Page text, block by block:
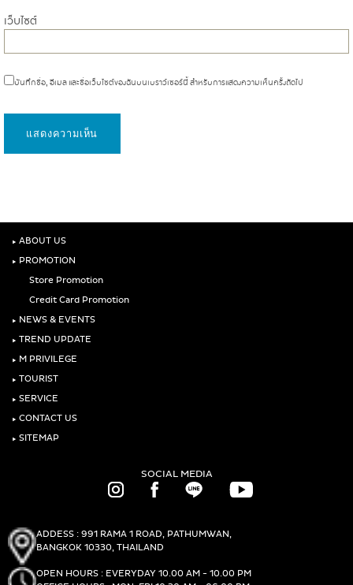
เว็บไซต์
บันทึกชื่อ, อีเมล และชื่อเว็บไซต์ของฉันบนเบราว์เซอร์นี้ สำหรับการแสดงความเห็นครั้งถัดไป
‣ ABOUT US
‣ PROMOTION
Store Promotion
Credit Card Promotion
‣ NEWS & EVENTS
‣ TREND UPDATE
‣ M PRIVILEGE
‣ TOURIST
‣ SERVICE
‣ CONTACT US
‣ SITEMAP
SOCIAL MEDIA
ADDESS : 991 RAMA 1 ROAD, PATHUMWAN,
BANGKOK 10330, THAILAND
OPEN HOURS : EVERYDAY 10.00 AM - 10.00 PM